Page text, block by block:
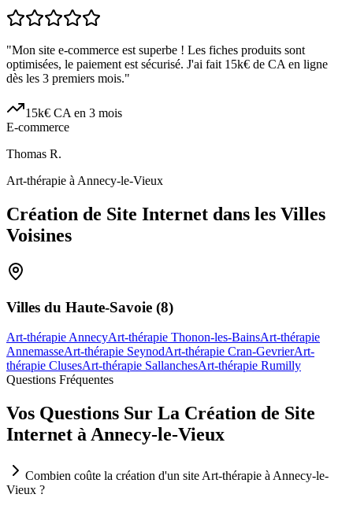
"Mon site e-commerce est superbe ! Les fiches produits sont
optimisées, le paiement est sécurisé. J'ai fait 15k€ de CA en ligne
dès les 3 premiers mois."
15k€ CA en 3 mois
E-commerce
Thomas R.
Art-thérapie à Annecy-le-Vieux
Création de Site Internet dans les Villes
Voisines
Villes du Haute-Savoie (8)
Art-thérapie AnnecyArt-thérapie Thonon-les-BainsArt-thérapie
AnnemasseArt-thérapie SeynodArt-thérapie Cran-GevrierArt-
thérapie ClusesArt-thérapie SallanchesArt-thérapie Rumilly
Questions Fréquentes
Vos Questions Sur La Création de Site
Internet à Annecy-le-Vieux
Combien coûte la création d'un site Art-thérapie à Annecy-le-
Vieux ?